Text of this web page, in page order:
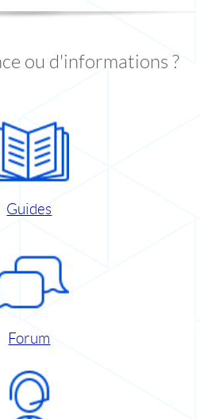
ou d'informations ?
Guides
Forum